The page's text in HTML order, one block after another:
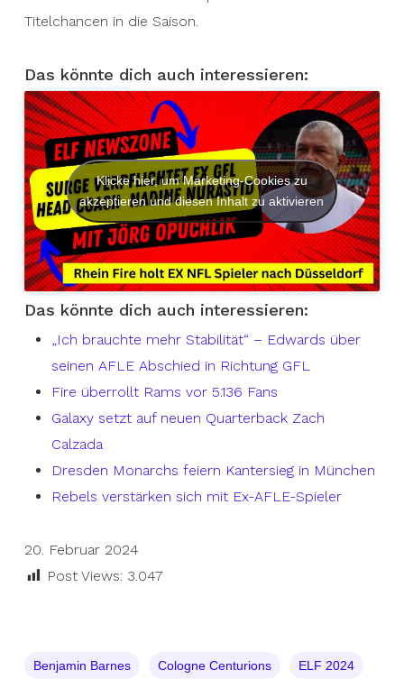
Titelchancen in die Saison.
Das könnte dich auch interessieren:
Klicke hier, um Marketing-Cookies zu
akzeptieren und diesen Inhalt zu aktivieren
Das könnte dich auch interessieren:
„Ich brauchte mehr Stabilität“ – Edwards über
seinen AFLE Abschied in Richtung GFL
Fire überrollt Rams vor 5.136 Fans
Galaxy setzt auf neuen Quarterback Zach
Calzada
Dresden Monarchs feiern Kantersieg in München
Rebels verstärken sich mit Ex-AFLE-Spieler
20. Februar 2024
Post Views: 3.047
Benjamin Barnes Cologne Centurions ELF 2024